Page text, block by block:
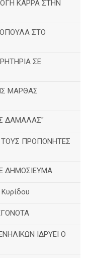
ΚΑΡΡΑ ΣΤΗΝ
ΣΤΟ
ΣΕ
ΜΑΡΘΑΣ
ΔΑΜΑΛΑΣ"
ΠΡΟΠΟΝΗΤΕΣ
ΔΗΜΟΣΙΕΥΜΑ
ΙΔΡΥΕΙ Ο